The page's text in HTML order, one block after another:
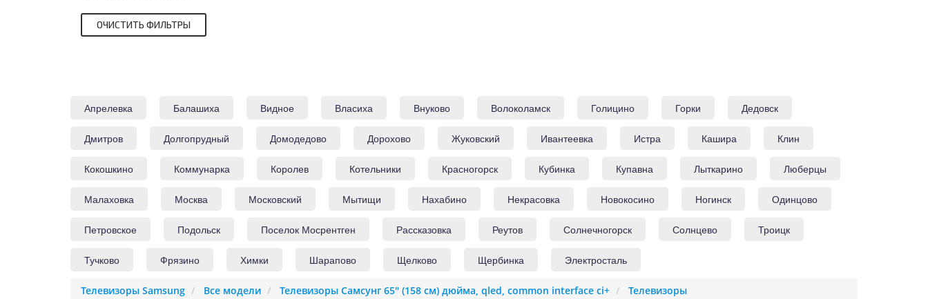
Апрелевка Балашиха Видное Власиха Внуково Волоколамск Голицино Горки Дедовск
Дмитров Долгопрудный Домодедово Дорохово Жуковский Ивантеевка Истра Кашира Клин
Кокошкино Коммунарка Королев Котельники Красногорск Кубинка Купавна Лыткарино Люберцы
Малаховка Москва Московский Мытищи Нахабино Некрасовка Новокосино Ногинск Одинцово
Петровское Подольск Поселок Мосрентген Рассказовка Реутов Солнечногорск Солнцево Троицк
Тучково Фрязино Химки Шарапово Щелково Щербинка Электросталь
Телевизоры Samsung Все модели Телевизоры Самсунг 65" (158 см) дюйма, qled, common interface ci+ Телевизоры